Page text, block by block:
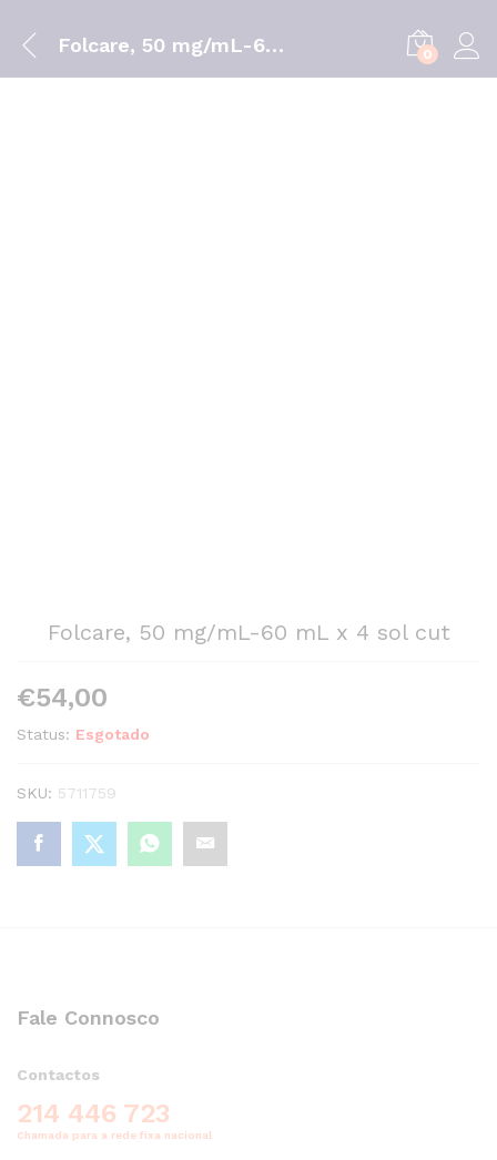
Folcare, 50 mg/mL-60 mL x 4 sol cut 0
Folcare, 50 mg/mL-60 mL x 4 sol cut
€54,00
Status: Esgotado
SKU: 5711759
Fale Connosco
Contactos
214 446 723
Chamada para a rede fixa nacional